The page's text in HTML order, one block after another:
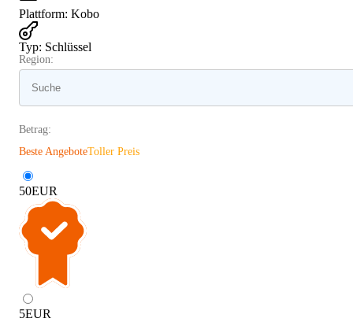
Plattform: Kobo
Typ: Schlüssel
Region:
Betrag:
Beste AngeboteToller Preis
50EUR
5EUR